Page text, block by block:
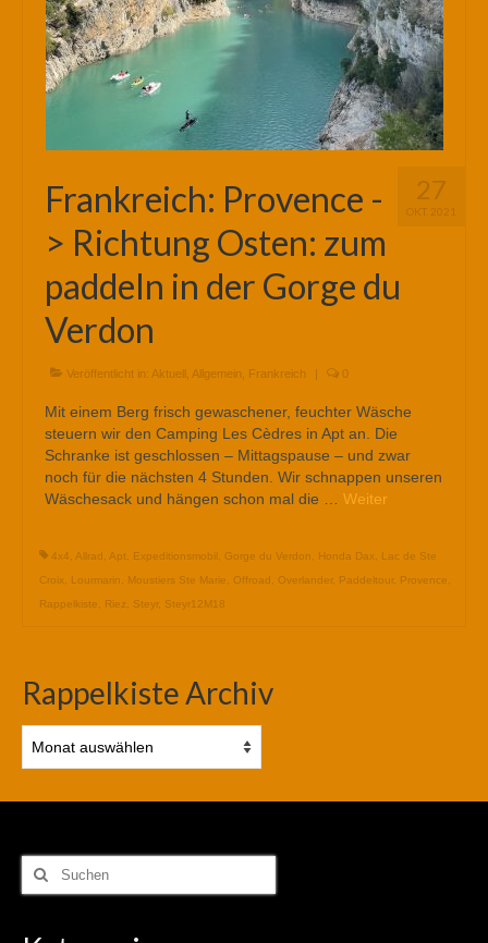
27
OKT. 2021
Frankreich: Provence -
> Richtung Osten: zum
paddeln in der Gorge du
Verdon
Veröffentlicht in: Aktuell Allgemein Frankreich | 0
Mit einem Berg frisch gewaschener, feuchter Wäsche
steuern wir den Camping Les Cèdres in Apt an. Die
Schranke ist geschlossen – Mittagspause – und zwar
noch für die nächsten 4 Stunden. Wir schnappen unseren
Wäschesack und hängen schon mal die … Weiter
4x4 Allrad Apt Expeditionsmobil Gorge du Verdon Honda Dax
Lac de Ste
Croix
Lourmarin Moustiers Ste Marie Offroad Overlander, Paddeltour, Provence
Rappelkiste
Riez Steyr, Steyr12M18
Rappelkiste Archiv
Archiv
Suchen
nach: